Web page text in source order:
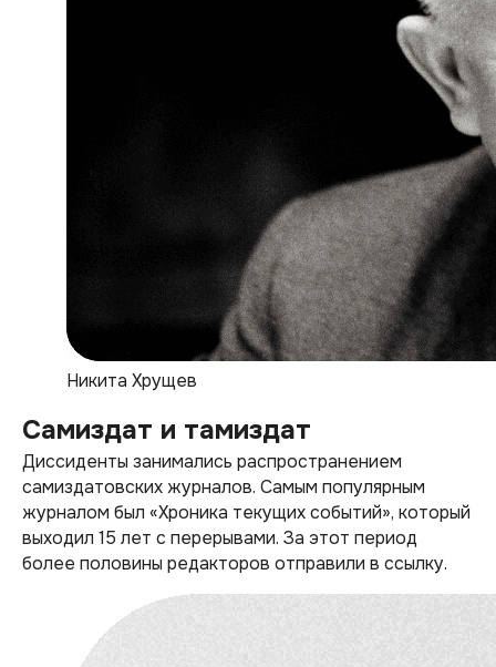
Никита Хрущев
Самиздат и тамиздат
Диссиденты занимались распространением
самиздатовских журналов. Самым популярным
журналом был «Хроника текущих событий», который
выходил 15 лет с перерывами. За этот период
более половины редакторов отправили в ссылку.